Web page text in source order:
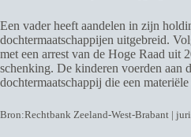
Een vader heeft aandelen in zijn
dochtermaatschappijen uitgebreid.
met een arrest van de Hoge Raad uit
schenking. De kinderen voerden aan
dochtermaatschappij die een
Bron:Rechtbank Zeeland-West-Brabant |